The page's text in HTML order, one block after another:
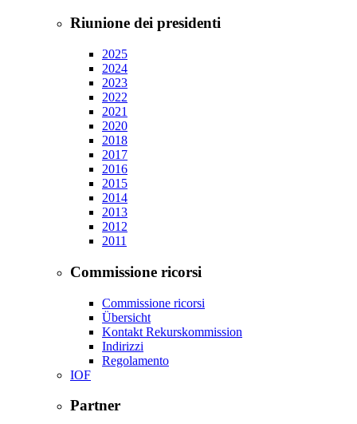
Riunione dei presidenti
2025
2024
2023
2022
2021
2020
2018
2017
2016
2015
2014
2013
2012
2011
Commissione ricorsi
Commissione ricorsi
Übersicht
Kontakt Rekurskommission
Indirizzi
Regolamento
IOF
Partner